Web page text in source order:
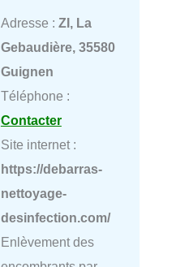
Adresse : ZI, La
Gebaudière, 35580
Guignen
Téléphone :
Contacter
Site internet :
https://debarras-
nettoyage-
desinfection.com/
Enlèvement des